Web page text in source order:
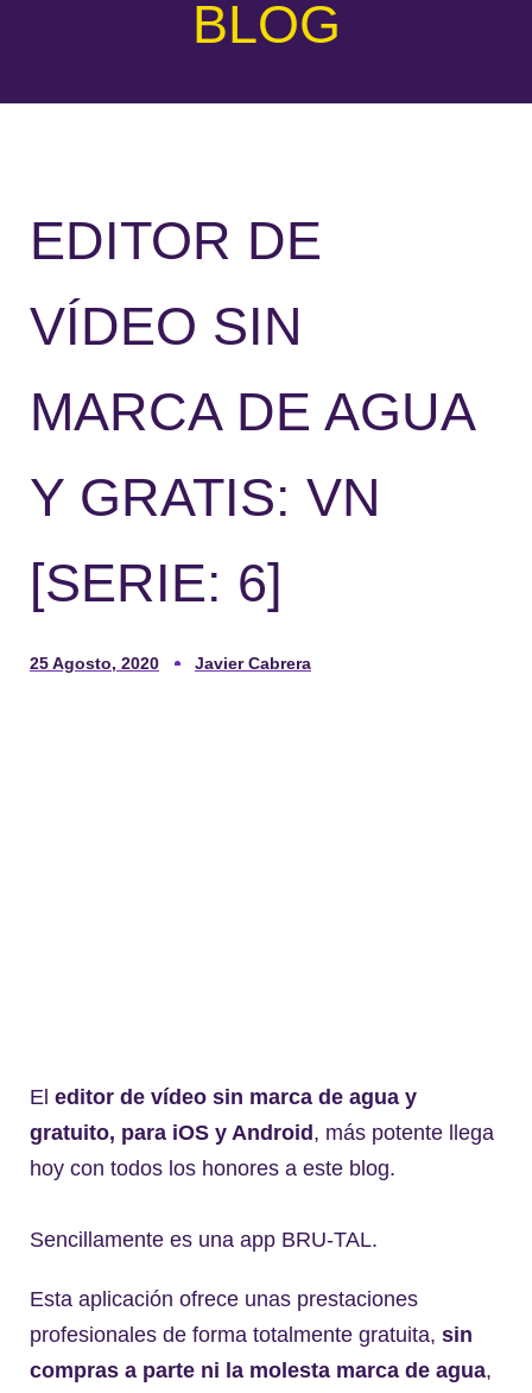
BLOG
EDITOR DE
VÍDEO SIN
MARCA DE AGUA
Y GRATIS: VN
[SERIE: 6]
25 Agosto, 2020 Javier Cabrera
El editor de vídeo sin marca de agua y
gratuito, para iOS y Android , más potente llega
hoy con todos los honores a este blog.
Sencillamente es una app BRU-TAL.
Esta aplicación ofrece unas prestaciones
profesionales de forma totalmente gratuita, sin
compras a parte ni la molesta marca de agua,